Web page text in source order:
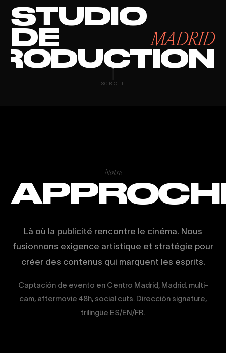
CAPTACIÓN
STUDIO
DE MADRID
SCROLL
Notre
Là où la publicité rencontre le cinéma. Nous
fusionnons exigence artistique et stratégie pour
créer des contenus qui marquent les esprits.
Captación de evento en Centro Madrid, Madrid. multi-
cam, aftermovie 48h, social cuts. Dirección signature,
trilingüe ES/EN/FR.